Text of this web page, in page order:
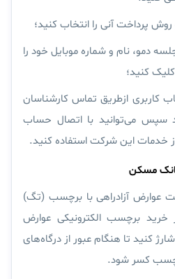
پرداخت آنی را انتخاب کنید؛
دمو، نام و شماره موبایل خود را
کنید؛
کاربری ازطریق تماس کارشناسان
سپس می‌توانید با اتصال حساب
خدمات این شرکت استفاده کنید.
مسکن
عوارض آزادراهی با برچسب (تگ)
برچسب الکترونیکی عوارض
کنید تا هنگام عبور از درگاه‌های
کسر شود.